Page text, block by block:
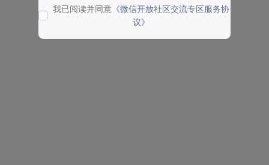
我已阅读并同意 《微信开放社区交流专区服务协
议》